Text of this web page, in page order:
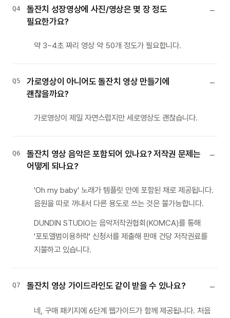
Q4
돌잔치 성장영상에 사진/영상은 몇 장 정도
필요한가요?
약 3~4초 짜리 영상 약 50개 정도가 필요합니다.
Q5
가로영상이 아니어도 돌잔치 영상 만들기에
괜찮을까요?
가로영상이 제일 자연스럽지만 세로영상도 괜찮습니다.
Q6
돌잔치 영상 음악은 포함되어 있나요? 저작권 문제는
어떻게 되나요?
'Oh my baby' 노래가 템플릿 안에 포함된 채로 제공됩니다.
음원을 따로 꺼내서 다른 용도로 쓰는 것은 불가능합니다.
DUNDIN STUDIO는 음악저작권협회(KOMCA)를 통해
'포토앨범이용허락' 신청서를 제출해 판매 건당 저작권료를
지불하고 있습니다.
Q7 돌잔치 영상 가이드라인도 같이 받을 수 있나요?
네, 구매 패키지에 6단계 웹가이드가 함께 제공됩니다. 처음